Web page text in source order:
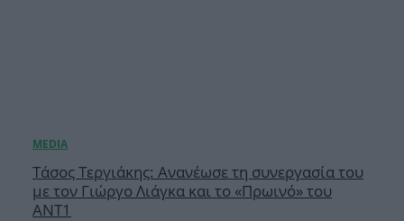
Τάσος Τεργιάκης: Ανανέωσε τη συνεργασία του
με τον Γιώργο Λιάγκα και το «Πρωινό» του
ΑΝΤ1